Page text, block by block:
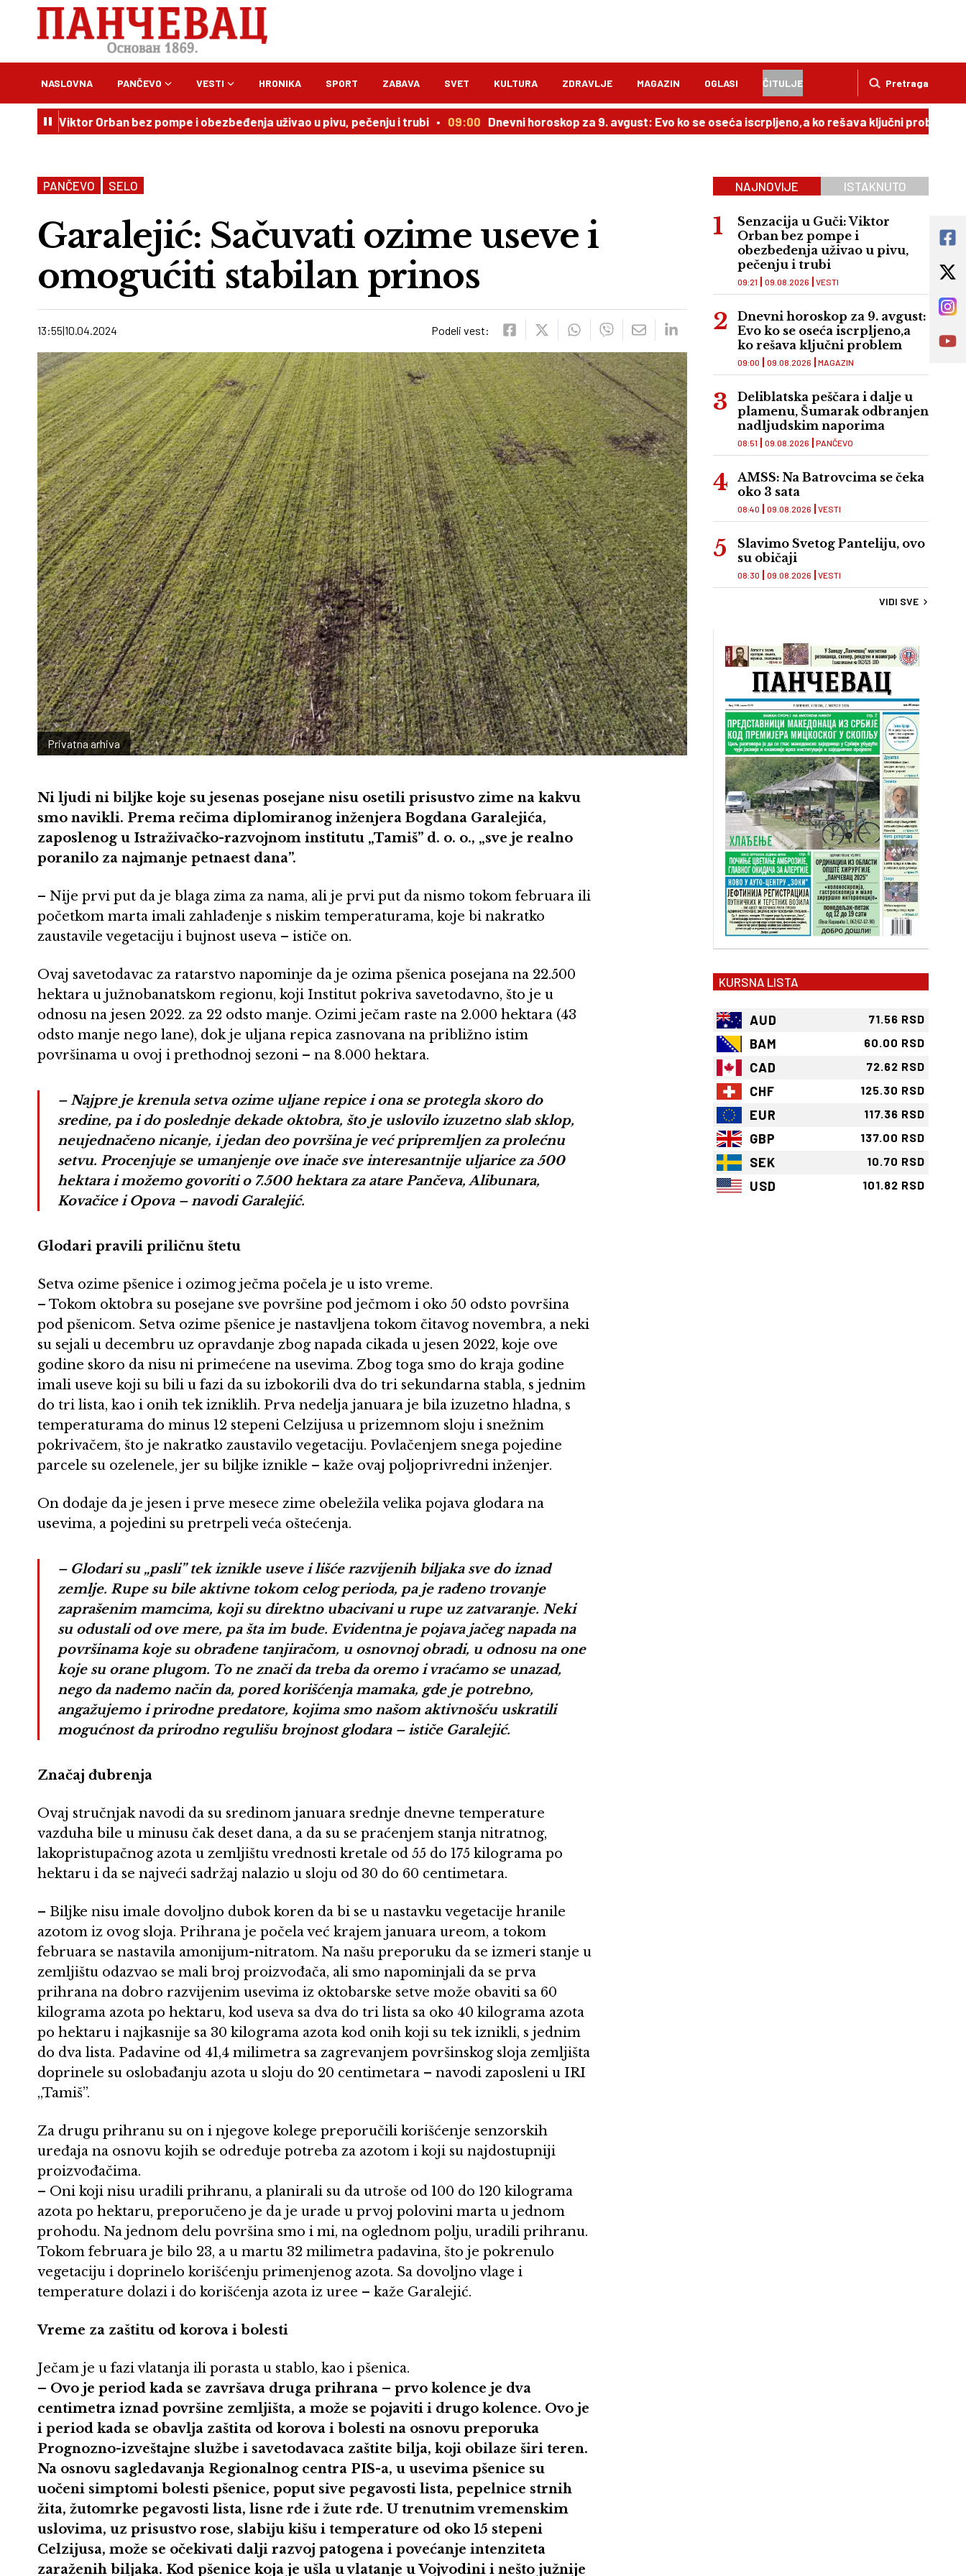
Pretraga
NASLOVNA PANČEVO VESTI HRONIKA SPORT ZABAVA SVET KULTURA ZDRAVLJE MAGAZIN OGLASI ČITULJE
Viktor Orban bez pompe i obezbeđenja uživao u pivu, pečenju i trubi 09:00 Dnevni horoskop za 9. avgust: Evo ko se oseća iscrpljeno,a ko rešava ključni problem 08:51
PANČEVO SELO
Garalejić: Sačuvati ozime useve i
omogućiti stabilan prinos
13:55 10.04.2024 Podeli vest:
Privatna arhiva
Ni ljudi ni biljke koje su jesenas posejane nisu osetili prisustvo zime na kakvu
smo navikli. Prema rečima diplomiranog inženjera Bogdana Garalejića,
zaposlenog u Istraživačko-razvojnom institutu „Tamiš” d. o. o., „sve je realno
poranilo za najmanje petnaest dana”.
– Nije prvi put da je blaga zima za nama, ali je prvi put da nismo tokom februara ili
početkom marta imali zahlađenje s niskim temperaturama, koje bi nakratko
zaustavile vegetaciju i bujnost useva – ističe on.
Ovaj savetodavac za ratarstvo napominje da je ozima pšenica posejana na 22.500
hektara u južnobanatskom regionu, koji Institut pokriva savetodavno, što je u
odnosu na jesen 2022. za 22 odsto manje. Ozimi ječam raste na 2.000 hektara (43
odsto manje nego lane), dok je uljana repica zasnovana na približno istim
površinama u ovoj i prethodnoj sezoni – na 8.000 hektara.
– Najpre je krenula setva ozime uljane repice i ona se protegla skoro do
sredine, pa i do poslednje dekade oktobra, što je uslovilo izuzetno slab sklop,
neujednačeno nicanje, i jedan deo površina je već pripremljen za prolećnu
setvu. Procenjuje se umanjenje ove inače sve interesantnije uljarice za 500
hektara i možemo govoriti o 7.500 hektara za atare Pančeva, Alibunara,
Kovačice i Opova – navodi Garalejić.
Glodari pravili priličnu štetu
Setva ozime pšenice i ozimog ječma počela je u isto vreme.
– Tokom oktobra su posejane sve površine pod ječmom i oko 50 odsto površina
pod pšenicom. Setva ozime pšenice je nastavljena tokom čitavog novembra, a neki
su sejali u decembru uz opravdanje zbog napada cikada u jesen 2022, koje ove
godine skoro da nisu ni primećene na usevima. Zbog toga smo do kraja godine
imali useve koji su bili u fazi da su izbokorili dva do tri sekundarna stabla, s jednim
do tri lista, kao i onih tek izniklih. Prva nedelja januara je bila izuzetno hladna, s
temperaturama do minus 12 stepeni Celzijusa u prizemnom sloju i snežnim
pokrivačem, što je nakratko zaustavilo vegetaciju. Povlačenjem snega pojedine
parcele su ozelenele, jer su biljke iznikle – kaže ovaj poljoprivredni inženjer.
On dodaje da je jesen i prve mesece zime obeležila velika pojava glodara na
usevima, a pojedini su pretrpeli veća oštećenja.
– Glodari su „pasli” tek iznikle useve i lišće razvijenih biljaka sve do iznad
zemlje. Rupe su bile aktivne tokom celog perioda, pa je rađeno trovanje
zaprašenim mamcima, koji su direktno ubacivani u rupe uz zatvaranje. Neki
su odustali od ove mere, pa šta im bude. Evidentna je pojava jačeg napada na
površinama koje su obrađene tanjiračom, u osnovnoj obradi, u odnosu na one
koje su orane plugom. To ne znači da treba da oremo i vraćamo se unazad,
nego da nađemo način da, pored korišćenja mamaka, gde je potrebno,
angažujemo i prirodne predatore, kojima smo našom aktivnošću uskratili
mogućnost da prirodno regulišu brojnost glodara – ističe Garalejić.
Značaj đubrenja
Ovaj stručnjak navodi da su sredinom januara srednje dnevne temperature
vazduha bile u minusu čak deset dana, a da su se praćenjem stanja nitratnog,
lakopristupačnog azota u zemljištu vrednosti kretale od 55 do 175 kilograma po
hektaru i da se najveći sadržaj nalazio u sloju od 30 do 60 centimetara.
– Biljke nisu imale dovoljno dubok koren da bi se u nastavku vegetacije hranile
azotom iz ovog sloja. Prihrana je počela već krajem januara ureom, a tokom
februara se nastavila amonijum-nitratom. Na našu preporuku da se izmeri stanje u
zemljištu odazvao se mali broj proizvođača, ali smo napominjali da se prva
prihrana na dobro razvijenim usevima iz oktobarske setve može obaviti sa 60
kilograma azota po hektaru, kod useva sa dva do tri lista sa oko 40 kilograma azota
po hektaru i najkasnije sa 30 kilograma azota kod onih koji su tek iznikli, s jednim
do dva lista. Padavine od 41,4 milimetra sa zagrevanjem površinskog sloja zemljišta
doprinele su oslobađanju azota u sloju do 20 centimetara – navodi zaposleni u IRI
„Tamiš”.
Za drugu prihranu su on i njegove kolege preporučili korišćenje senzorskih
uređaja na osnovu kojih se određuje potreba za azotom i koji su najdostupniji
proizvođačima.
– Oni koji nisu uradili prihranu, a planirali su da utroše od 100 do 120 kilograma
azota po hektaru, preporučeno je da je urade u prvoj polovini marta u jednom
prohodu. Na jednom delu površina smo i mi, na oglednom polju, uradili prihranu.
Tokom februara je bilo 23, a u martu 32 milimetra padavina, što je pokrenulo
vegetaciju i doprinelo korišćenju primenjenog azota. Sa dovoljno vlage i
temperature dolazi i do korišćenja azota iz uree – kaže Garalejić.
Vreme za zaštitu od korova i bolesti
Ječam je u fazi vlatanja ili porasta u stablo, kao i pšenica.
– Ovo je period kada se završava druga prihrana – prvo kolence je dva
centimetra iznad površine zemljišta, a može se pojaviti i drugo kolence. Ovo je
i period kada se obavlja zaštita od korova i bolesti na osnovu preporuka
Prognozno-izveštajne službe i savetodavaca zaštite bilja, koji obilaze širi teren.
Na osnovu sagledavanja Regionalnog centra PIS-a, u usevima pšenice su
uočeni simptomi bolesti pšenice, poput sive pegavosti lista, pepelnice strnih
žita, žutomrke pegavosti lista, lisne rđe i žute rđe. U trenutnim vremenskim
uslovima, uz prisustvo rose, slabiju kišu i temperature od oko 15 stepeni
Celzijusa, može se očekivati dalji razvoj patogena i povećanje intenziteta
zaraženih biljaka. Kod pšenice koja je ušla u vlatanje u Vojvodini i nešto južnije
NAJNOVIJE ISTAKNUTO
Senzacija u Guči: Viktor
Orban bez pompe i
obezbeđenja uživao u pivu,
pečenju i trubi
VESTI
09:21 09.08.2026
Dnevni horoskop za 9. avgust:
Evo ko se oseća iscrpljeno,a
ko rešava ključni problem
MAGAZIN
09:00 09.08.2026
Deliblatska peščara i dalje u
plamenu, Šumarak odbranjen
nadljudskim naporima
PANČEVO
08:51 09.08.2026
AMSS: Na Batrovcima se čeka
oko 3 sata
VESTI
08:40 09.08.2026
Slavimo Svetog Panteliju, ovo
su običaji
VESTI
08:30 09.08.2026
VIDI SVE
KURSNA LISTA
AUD 71.56 RSD
BAM 60.00 RSD
CAD 72.62 RSD
CHF 125.30 RSD
EUR 117.36 RSD
GBP 137.00 RSD
SEK 10.70 RSD
USD 101.82 RSD